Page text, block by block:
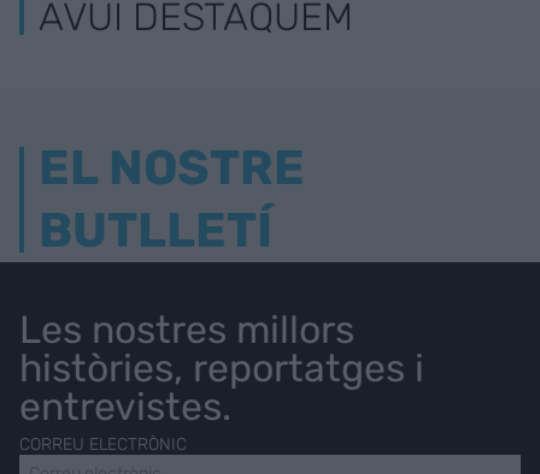
AVUI DESTAQUEM
EL NOSTRE
BUTLLETÍ
Les nostres millors
històries, reportatges i
entrevistes.
CORREU ELECTRÒNIC